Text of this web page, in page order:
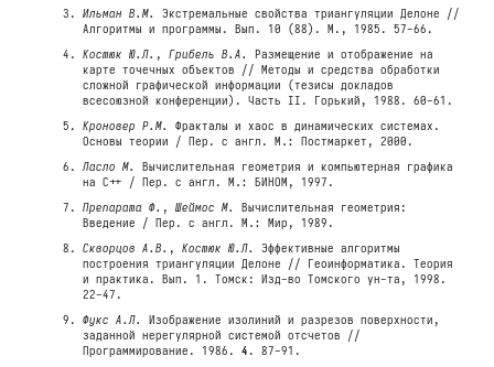
Ильман В.М.
Экстремальные свойства триангуляции Делоне //
Алгоритмы и программы. Вып. 10 (88). М., 1985. 57-66.
Костюк Ю.Л. ,Грибель В.А.
Размещение и отображение на
карте точечных объектов // Методы и средства обработки
сложной графической информации (тезисы докладов
всесоюзной конференции). Часть II. Горький, 1988. 60-61.
Кроновер Р.М.
Фракталы и хаос в динамических системах.
Основы теории / Пер. с англ. М.: Постмаркет, 2000.
Ласло М.
Вычислительная геометрия и компьютерная графика
на C++ / Пер. с англ. М.: БИНОМ, 1997.
Препарата Ф. ,Шеймос М.
Вычислительная геометрия:
Введение / Пер. с англ. М.: Мир, 1989.
Скворцов А.В. ,Костюк Ю.Л.
Эффективные алгоритмы
построения триангуляции Делоне // Геоинформатика. Теория
и практика. Вып. 1. Томск: Изд-во Томского ун-та, 1998.
22-47.
Фукс А.Л.
Изображение изолиний и разрезов поверхности,
заданной нерегулярной системой отсчетов //
Программирование. 1986.4 . 87-91.